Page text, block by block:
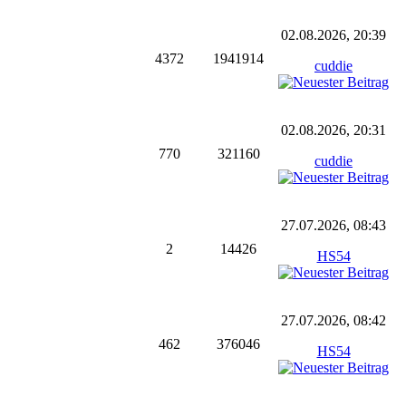
4372 1941914
02.08.2026, 20:39
cuddie
770 321160
02.08.2026, 20:31
cuddie
2 14426
27.07.2026, 08:43
HS54
462 376046
27.07.2026, 08:42
HS54